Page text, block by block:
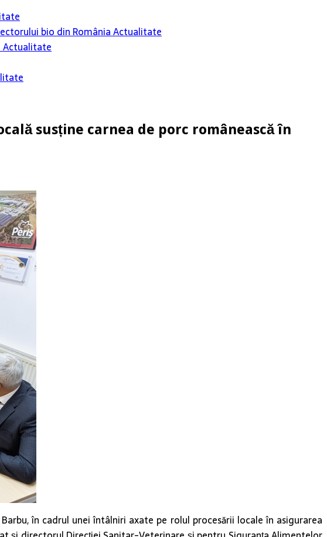
bio din RomâniaActualitate
Actualitate
susține carnea de porc românească în
în cadrul unei întâlniri axate pe rolul procesării locale în asigurarea